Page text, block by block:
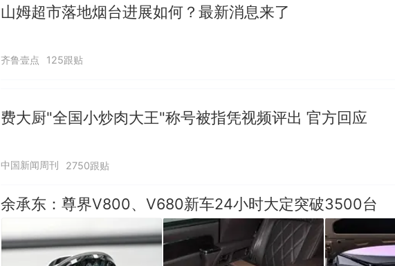
山姆超市落地烟台进展如何？最新消息来了
齐鲁壹点 125跟贴
费大厨"全国小炒肉大王"称号被指凭视频评出 官方回应
中国新闻周刊 2750跟贴
余承东：尊界V800、V680新车24小时大定突破3500台